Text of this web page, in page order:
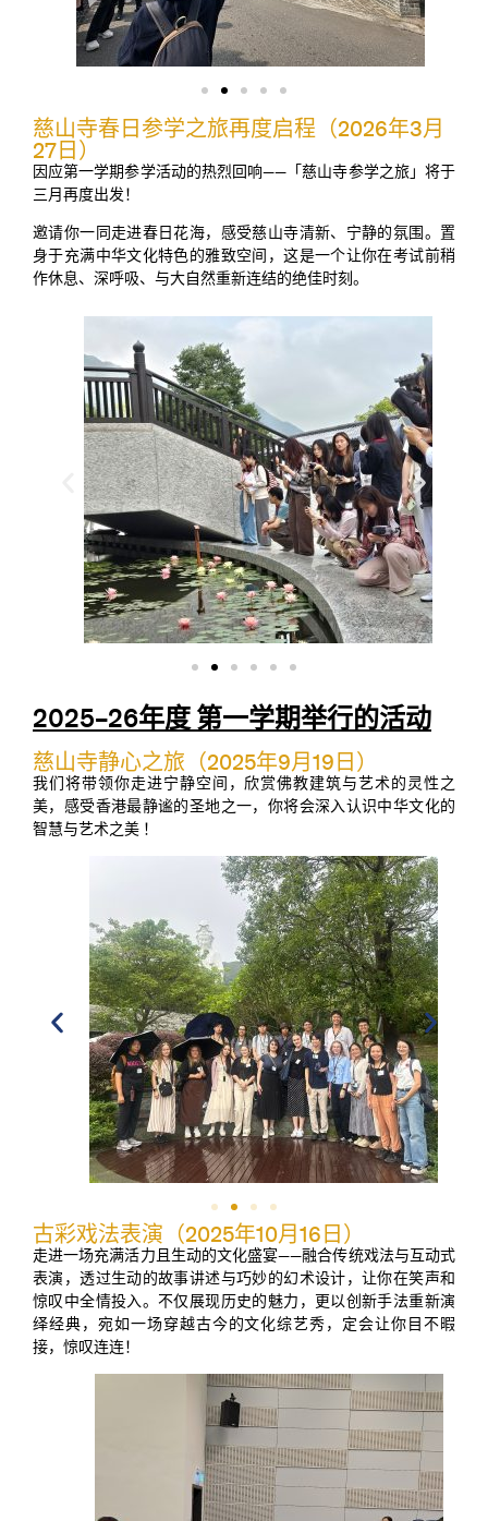
慈山寺春日参学之旅再度启程（2026年3月
27日）
因应第一学期参学活动的热烈回响——「慈山寺参学之旅」将于
三月再度出发！
邀请你一同走进春日花海，感受慈山寺清新、宁静的氛围。置
身于充满中华文化特色的雅致空间，这是一个让你在考试前稍
作休息、深呼吸、与大自然重新连结的绝佳时刻。
2025–26年度 第一学期举行的活动
慈山寺静心之旅（2025年9月19日）
我们将带领你走进宁静空间，欣赏佛教建筑与艺术的灵性之
美，感受香港最静谧的圣地之一，你将会深入认识中华文化的
智慧与艺术之美 ！
古彩戏法表演（2025年10月16日）
走进一场充满活力且生动的文化盛宴——融合传统戏法与互动式
表演，透过生动的故事讲述与巧妙的幻术设计，让你在笑声和
惊叹中全情投入。不仅展现历史的魅力，更以创新手法重新演
绎经典，宛如一场穿越古今的文化综艺秀，定会让你目不暇
接，惊叹连连！